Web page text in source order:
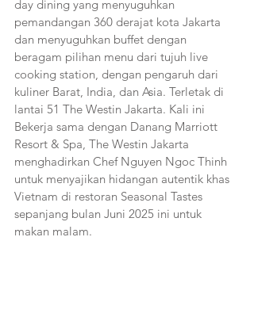
day dining yang menyuguhkan
pemandangan 360 derajat kota Jakarta
dan menyuguhkan buffet dengan
beragam pilihan menu dari tujuh live
cooking station, dengan pengaruh dari
kuliner Barat, India, dan Asia. Terletak di
lantai 51 The Westin Jakarta. Kali ini
Bekerja sama dengan Danang Marriott
Resort & Spa, The Westin Jakarta
menghadirkan Chef Nguyen Ngoc Thinh
untuk menyajikan hidangan autentik khas
Vietnam di restoran Seasonal Tastes
sepanjang bulan Juni 2025 ini untuk
makan malam.